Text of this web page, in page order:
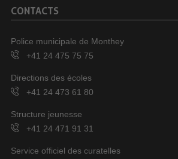
CONTACTS
Police municipale de Monthey
+41 24 475 75 75
Directions des écoles
+41 24 473 61 80
Structure jeunesse
+41 24 471 91 31
Service officiel des curatelles